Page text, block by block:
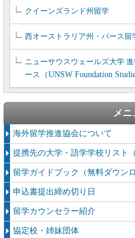
クイーンズランド州留学
西オーストラリア州・パース留
ニューサウスウェールズ大学
ース （UNSW Foundation
メニ
海外留学推進協会について
提携先の大学・語学学校リスト
留学ガイドブック（無料ダウンロ
申込書提出締め切り日
留学カウンセラー紹介
協定校・姉妹団体